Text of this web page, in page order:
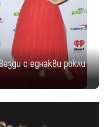
с еднакви рокли